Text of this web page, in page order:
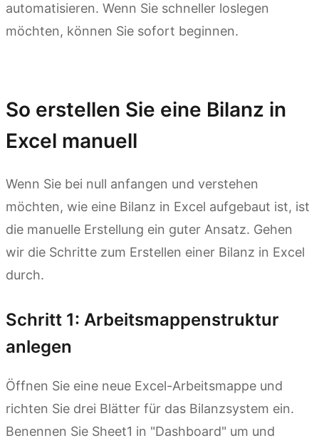
automatisieren. Wenn Sie schneller loslegen
möchten, können Sie sofort beginnen.
So erstellen Sie eine Bilanz in
Excel manuell
Wenn Sie bei null anfangen und verstehen
möchten, wie eine Bilanz in Excel aufgebaut ist, ist
die manuelle Erstellung ein guter Ansatz. Gehen
wir die Schritte zum Erstellen einer Bilanz in Excel
durch.
Schritt 1: Arbeitsmappenstruktur
anlegen
Öffnen Sie eine neue Excel-Arbeitsmappe und
richten Sie drei Blätter für das Bilanzsystem ein.
Benennen Sie Sheet1 in "Dashboard" um und